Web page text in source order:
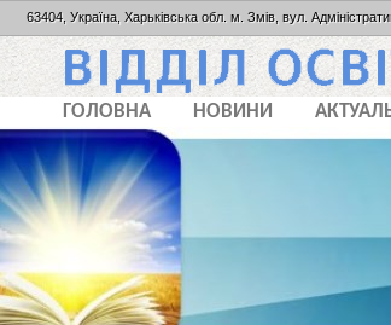
63404, Україна, Харьківська обл. м. Змів, вул.
ГОЛОВНА НОВИНИ